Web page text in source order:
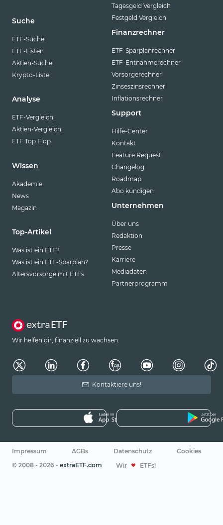
Suche
ETF-Suche
ETF-Listen
Aktien-Suche
Krypto-Liste
Analyse
ETF-Vergleich
Aktien-Vergleich
ETF Top Flop
Wissen
Akademie
News
Magazin
Top-Artikel
Was ist ein ETF?
Was ist ein ETF-Sparplan?
Altersvorsorge mit ETFs
Tagesgeld Vergleich
Festgeld Vergleich
Finanzrechner
ETF-Sparplanrechner
ETF-Entnahmerechner
Vorsorgerechner
Zinseszinsrechner
Inflationsrechner
Support
Hilfe-Center
Kontakt
Feature Request
Changelog
Roadmap
Abo kündigen
Unternehmen
Über uns
Redaktion
Presse
Karriere
Mediadaten
Partnerprogramm
Wir helfen dir, finanziell zu wachsen.
Kontaktiere uns!
Impressum AGBs Datenschutz
Cookies
© 2008 - 2026 - extraETF.com Wir ETFs!